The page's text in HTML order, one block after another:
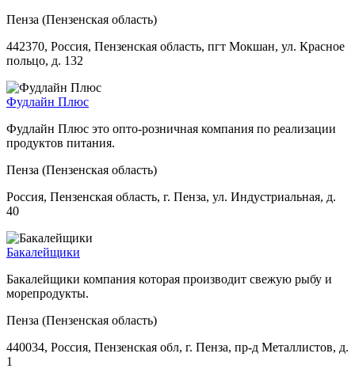
Пенза (Пензенская область)
442370, Россия, Пензенская область, пгт Мокшан, ул. Красное
польцо, д. 132
Фудлайн Плюс
Фудлайн Плюс это опто-розничная компания по реализации
продуктов питания.
Пенза (Пензенская область)
Россия, Пензенская область, г. Пенза, ул. Индустриальная, д.
40
Бакалейщики
Бакалейщики компания которая производит свежую рыбу и
морепродукты.
Пенза (Пензенская область)
440034, Россия, Пензенская обл, г. Пенза, пр-д Металлистов, д.
1